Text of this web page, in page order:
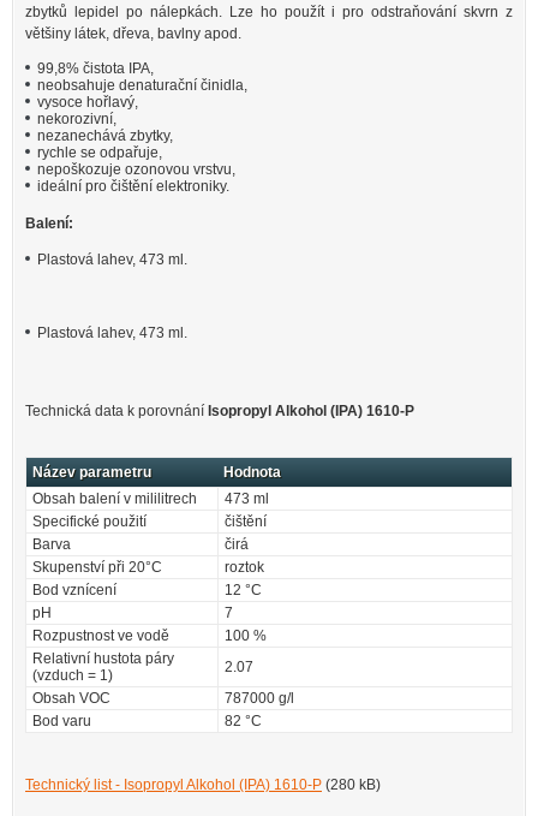
zbytků lepidel po nálepkách. Lze ho použít i pro odstraňování skvrn z
většiny látek, dřeva, bavlny apod.
99,8% čistota IPA,
neobsahuje denaturační činidla,
vysoce hořlavý,
nekorozivní,
nezanechává zbytky,
rychle se odpařuje,
nepoškozuje ozonovou vrstvu,
ideální pro čištění elektroniky.
Balení:
Plastová lahev, 473 ml.
Plastová lahev, 473 ml.
Technická data k porovnání Isopropyl Alkohol (IPA) 1610-P
Název parametru
Hodnota
Obsah balení v mililitrech
473 ml
Specifické použití
čištění
Barva
čirá
Skupenství při 20°C
roztok
Bod vznícení
12 °C
pH
7
Rozpustnost ve vodě
100 %
Relativní hustota páry
(vzduch = 1)
2.07
Obsah VOC
787000 g/l
Bod varu
82 °C
Technický list - Isopropyl Alkohol (IPA) 1610-P (280 kB)